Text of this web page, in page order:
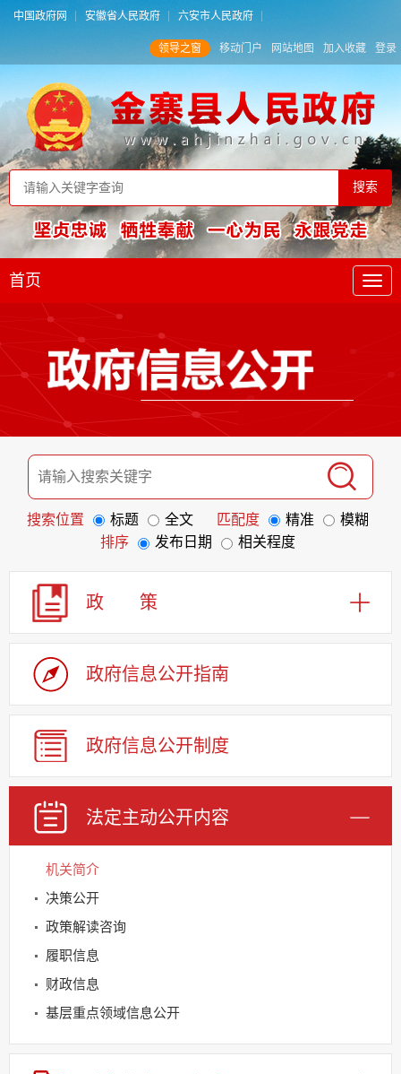
中国政府网 安徽省人民政府 六安市人民政府
领导之窗 移动门户 网站地图 加入收藏 登录
首页
搜索位置 标题 全文 匹配度 精准
模糊
排序
发布日期 相关程度
政 策
政府信息公开指南
政府信息公开制度
法定主动公开内容
机关简介
决策公开
政策解读咨询
履职信息
财政信息
基层重点领域信息公开
建议提案办理
应急管理